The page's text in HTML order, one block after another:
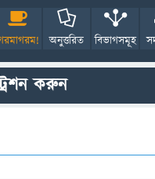
অনুত্তরিত বিভাগসমূহ
করুন